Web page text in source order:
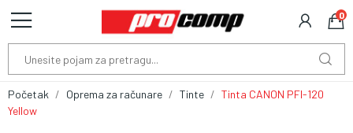
0
Početak Oprema za računare Tinte
Tinta CANON PFI-120
Yellow